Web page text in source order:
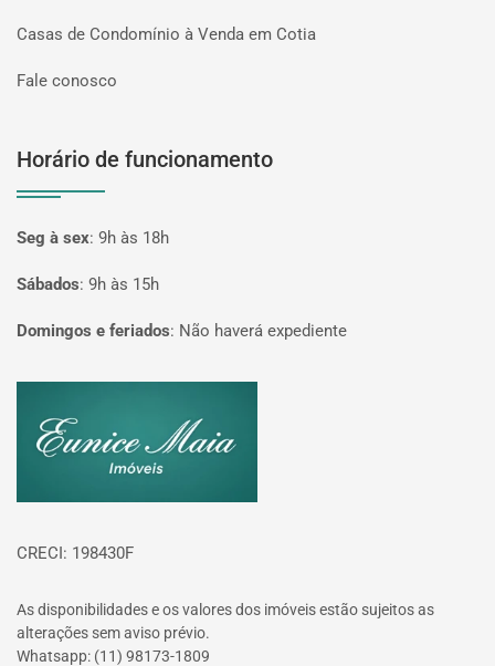
Casas de Condomínio à Venda em Cotia
Fale conosco
Horário de funcionamento
Seg à sex: 9h às 18h
Sábados: 9h às 15h
Domingos e feriados: Não haverá expediente
CRECI: 198430F
As disponibilidades e os valores dos imóveis estão sujeitos as
alterações sem aviso prévio.
Whatsapp: (11) 98173-1809